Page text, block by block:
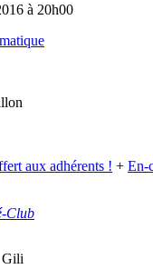
à 20h00
aux adhérents ! + En-
Club
Gili